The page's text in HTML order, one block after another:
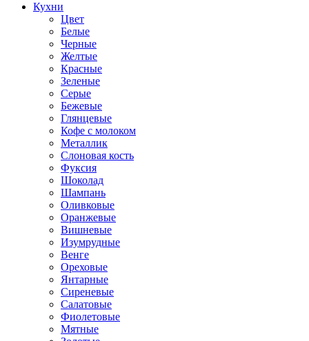
Кухни
Цвет
Белые
Черные
Желтые
Красные
Зеленые
Серые
Бежевые
Глянцевые
Кофе с молоком
Металлик
Слоновая кость
Фуксия
Шоколад
Шампань
Оливковые
Оранжевые
Вишневые
Изумрудные
Венге
Ореховые
Янтарные
Сиреневые
Салатовые
Фиолетовые
Мятные